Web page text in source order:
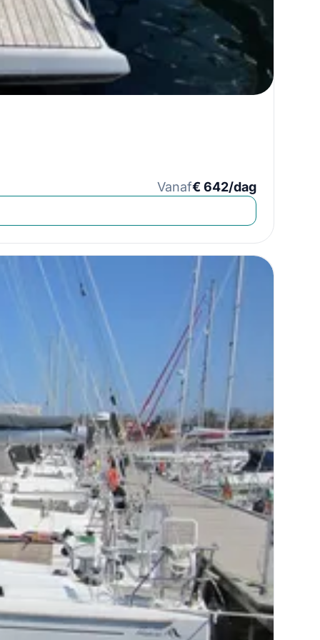
Vanaf€ 642/dag